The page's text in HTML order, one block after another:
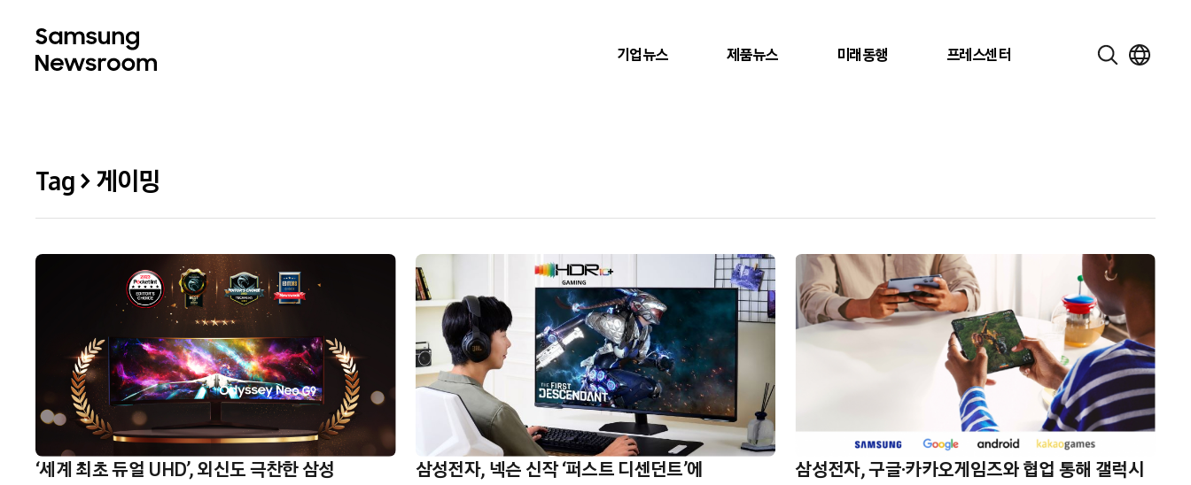
기업뉴스 제품뉴스 미래동행 프레스센터
Tag > 게이밍
‘세계 최초 듀얼 UHD’, 외신도 극찬한 삼성
삼성전자, 넥슨 신작 ‘퍼스트 디센던트’에
삼성전자, 구글·카카오게임즈와 협업 통해 갤럭시